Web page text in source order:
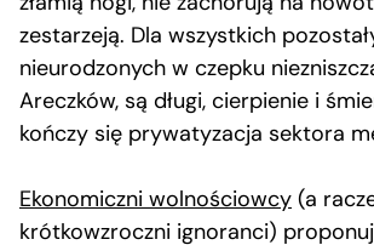
zestarzeją. Dla wszystkich
nieurodzonych w czepku
Areczków, są długi, cierpienie i
kończy się prywatyzacja sektora
Ekonomiczni wolnościowcy (a
krótkowzroczni ignoranci)